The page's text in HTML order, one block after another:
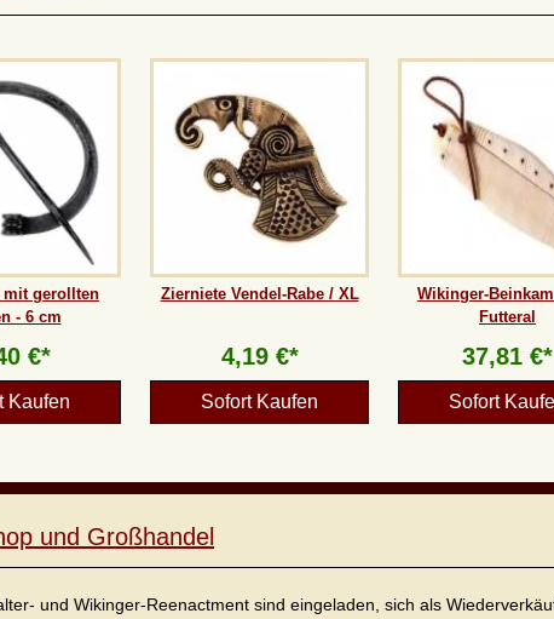
mit gerollten
- 6 cm
€*
Kaufen
Zierniete Vendel-Rabe / XL
4,19 €*
Sofort Kaufen
Wikinger-
Futteral
37,81 €*
Sofort
und Großhandel
und Wikinger-Reenactment sind eingeladen, sich als